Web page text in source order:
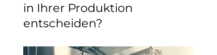
in Ihrer Produktion
entscheiden?